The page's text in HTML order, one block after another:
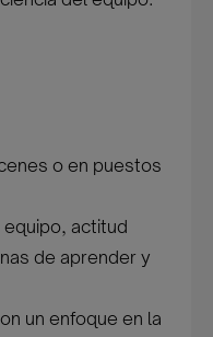
o en puestos
equipo, actitud
de aprender y
un enfoque en la